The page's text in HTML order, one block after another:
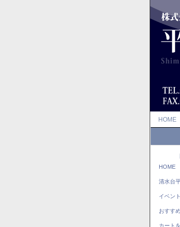
HOME
HOME
清水台
イベン
おすす
カート